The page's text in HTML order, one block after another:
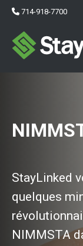
714-918-7700
StayLinked
quelques
NIMMSTA